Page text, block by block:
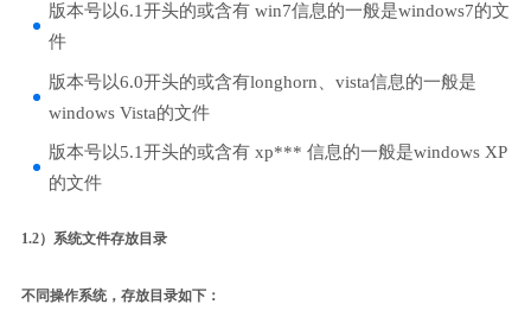
版本号以6.1开头的或含有 win7信息的一般是windows7的文
件
版本号以6.0开头的或含有longhorn、vista信息的一般是
windows Vista的文件
版本号以5.1开头的或含有 xp*** 信息的一般是windows XP
的文件
1.2）系统文件存放目录
不同操作系统，存放目录如下：